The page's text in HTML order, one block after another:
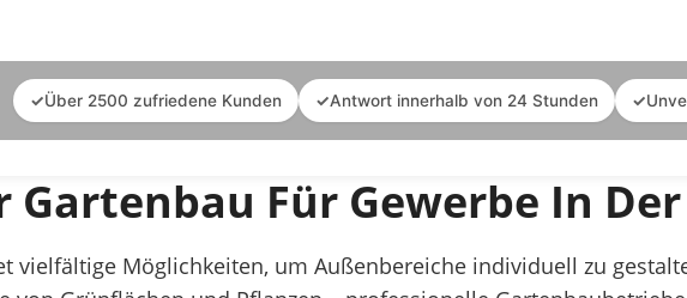
✓Über 2500 zufriedene Kunden ✓Antwort innerhalb von 24 Stunden ✓
Für Gewerbe In
vielfältige Möglichkeiten, um Außenbereiche individuell zu